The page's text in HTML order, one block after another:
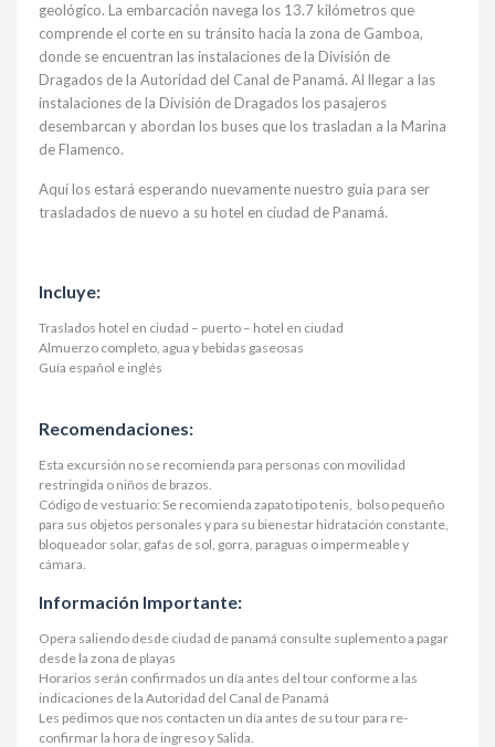
geológico. La embarcación navega los 13.7 kilómetros que
comprende el corte en su tránsito hacia la zona de Gamboa,
donde se encuentran las instalaciones de la División de
Dragados de la Autoridad del Canal de Panamá. Al llegar a las
instalaciones de la División de Dragados los pasajeros
desembarcan y abordan los buses que los trasladan a la Marina
de Flamenco.
Aquí los estará esperando nuevamente nuestro guia para ser
trasladados de nuevo a su hotel en ciudad de Panamá.
Incluye:
Traslados hotel en ciudad – puerto – hotel en ciudad
Almuerzo completo, agua y bebidas gaseosas
Guía español e inglés
Recomendaciones:
Esta excursión no se recomienda para personas con movilidad
restringida o niños de brazos.
Código de vestuario: Se recomienda zapato tipo tenis, bolso pequeño
para sus objetos personales y para su bienestar hidratación constante,
bloqueador solar, gafas de sol, gorra, paraguas o impermeable y
cámara.
Información Importante:
Opera saliendo desde ciudad de panamá consulte suplemento a pagar
desde la zona de playas
Horarios serán confirmados un día antes del tour conforme a las
indicaciones de la Autoridad del Canal de Panamá
Les pedimos que nos contacten un día antes de su tour para re-
confirmar la hora de ingreso y Salida.